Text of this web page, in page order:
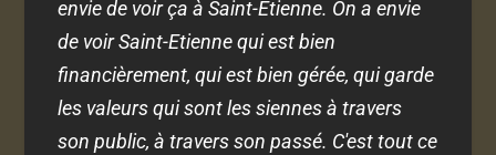
envie de voir ça à Saint-Etienne. On a envie
de voir Saint-Etienne qui est bien
financièrement, qui est bien gérée, qui garde
les valeurs qui sont les siennes à travers
son public, à travers son passé. C'est tout ce